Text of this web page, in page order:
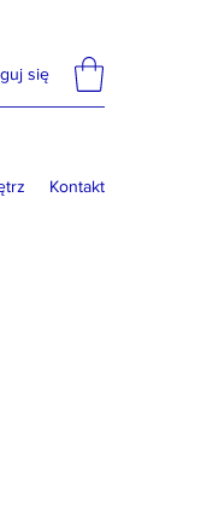
się
Kontakt